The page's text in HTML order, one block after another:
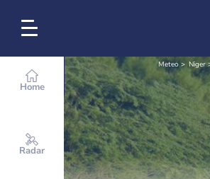
Home
Radar
Meteo Niger